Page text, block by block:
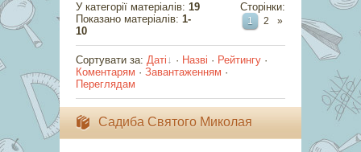
У категорії матеріалів: 19
Показано матеріалів: 1-
10
Сторінки:
1 2 »
Сортувати за: Даті · Назві · Рейтингу ·
Коментарям · Завантаженням ·
Переглядам
Садиба Святого Миколая